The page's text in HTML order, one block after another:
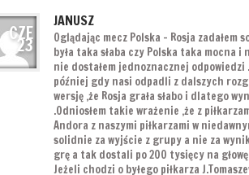
CZE
23
JANUSZ
Oglądając mecz Polska – Rosja zadałem
była taka słaba czy Polska taka
nie dostałem jednoznacznej
później gdy nasi odpadli z dalszych
wersję ,że Rosja grała słabo i dlatego
.Odniosłem takie wrażenie ,że z
Andora z naszymi piłkarzami w
solidnie za wyjście z grupy a nie za
grę a tak dostali po 200 tysięcy na
Jeżeli chodzi o byłego piłkarza